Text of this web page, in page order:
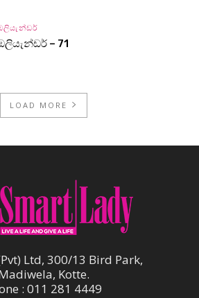
– 71
LOAD MORE
Ltd, 300/13 Bird Park,
Kotte.
: 011 281 4449